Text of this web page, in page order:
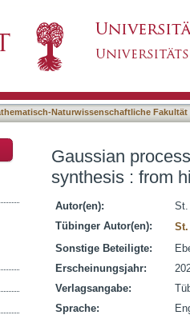
experts frameworks
Naturwissenschaftliche Fakultät
Gaussian
synthesis : from
Autor(en):
St.
Tübinger Autor(en):
Sonstige Beteiligte:
Erscheinungsjahr:
Verlagsangabe:
Sprache: